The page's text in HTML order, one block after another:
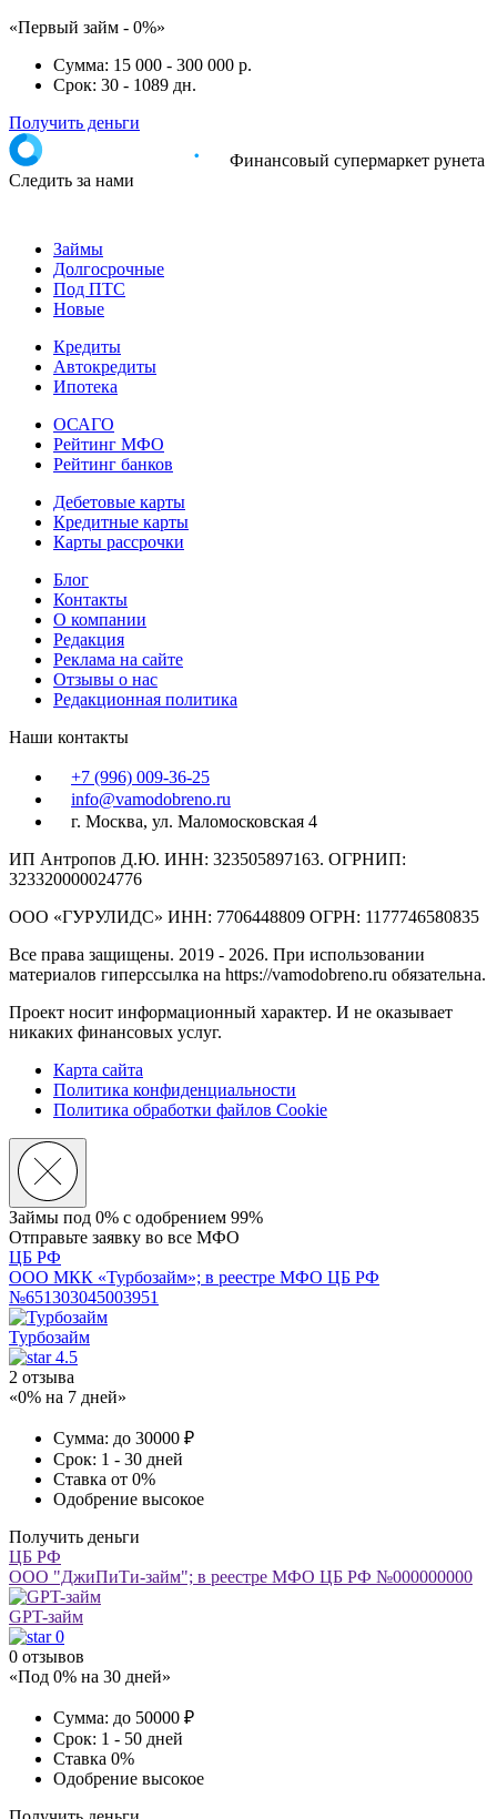
«Первый займ - 0%»
Сумма: 15 000 - 300 000 р.
Срок: 30 - 1089 дн.
Получить деньги
Финансовый супермаркет рунета
Следить за нами
Займы
Долгосрочные
Под ПТС
Новые
Кредиты
Автокредиты
Ипотека
ОСАГО
Рейтинг МФО
Рейтинг банков
Дебетовые карты
Кредитные карты
Карты рассрочки
Блог
Контакты
О компании
Редакция
Реклама на сайте
Отзывы о нас
Редакционная политика
Наши контакты
+7 (996) 009-36-25
info@vamodobreno.ru
г. Москва, ул. Маломосковская 4
ИП Антропов Д.Ю. ИНН: 323505897163. ОГРНИП:
323320000024776
ООО «ГУРУЛИДС» ИНН: 7706448809 ОГРН: 1177746580835
Все права защищены. 2019 - 2026. При использовании
материалов гиперссылка на https://vamodobreno.ru обязательна.
Проект носит информационный характер. И не оказывает
никаких финансовых услуг.
Карта сайта
Политика конфиденциальности
Политика обработки файлов Cookie
Займы под 0% с одобрением 99%
Отправьте заявку во все МФО
ЦБ РФ
ООО МКК «Турбозайм»; в реестре МФО ЦБ РФ
№651303045003951
Турбозайм
4.5
2 отзыва
«0% на 7 дней»
Сумма: до 30000 ₽
Срок: 1 - 30 дней
Ставка от 0%
Одобрение высокое
Получить деньги
ЦБ РФ
ООО "ДжиПиТи-займ"; в реестре МФО ЦБ РФ №000000000
GPT-займ
0
0 отзывов
«Под 0% на 30 дней»
Сумма: до 50000 ₽
Срок: 1 - 50 дней
Ставка 0%
Одобрение высокое